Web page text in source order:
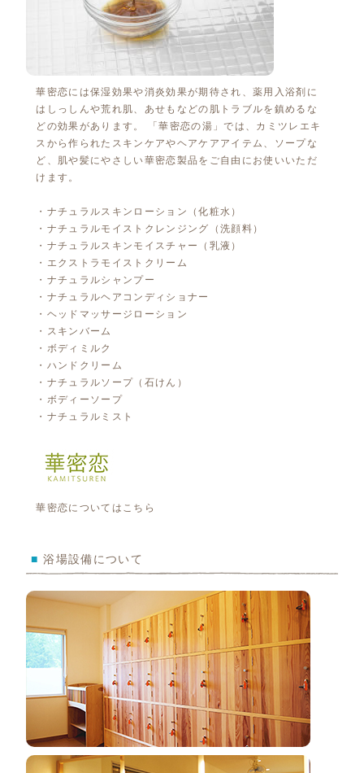
華密恋には保湿効果や消炎効果が期待され、薬用入浴剤に
はしっしんや荒れ肌、あせもなどの肌トラブルを鎮めるな
どの効果があります。 「華密恋の湯」では、カミツレエキ
スから作られたスキンケアやヘアケアアイテム、ソープな
ど、肌や髪にやさしい華密恋製品をご自由にお使いいただ
けます。
・ナチュラルスキンローション（化粧水）
・ナチュラルモイストクレンジング（洗顔料）
・ナチュラルスキンモイスチャー（乳液）
・エクストラモイストクリーム
・ナチュラルシャンプー
・ナチュラルヘアコンディショナー
・ヘッドマッサージローション
・スキンバーム
・ボディミルク
・ハンドクリーム
・ナチュラルソープ（石けん）
・ボディーソープ
・ナチュラルミスト
華密恋については こちら
■ 浴場設備について